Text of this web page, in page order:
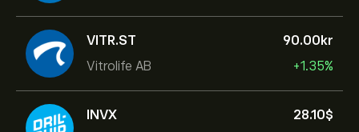
VITR.ST
Vitrolife AB
90.00‎kr‎
+1.35%
INVX
28.10‎$‎